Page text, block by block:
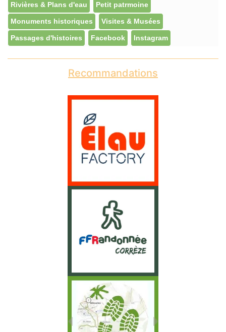
Rivières & Plans d'eau Petit patrmoine
Monuments historiques Visites & Musées
Passages d'histoires Facebook Instagram
Recommandations